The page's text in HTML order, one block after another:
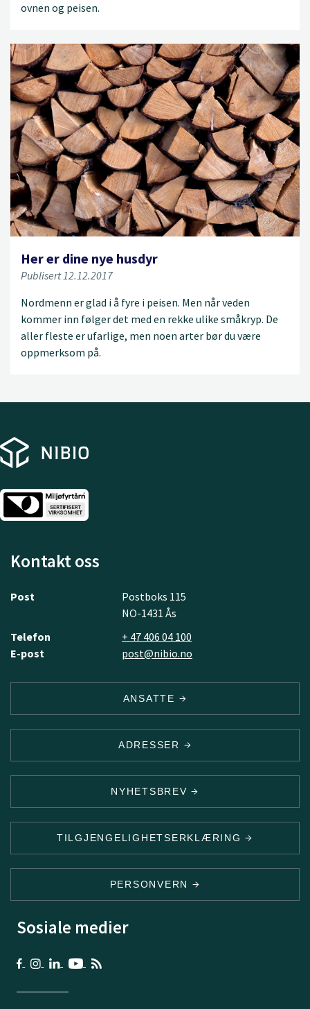
ovnen og peisen.
Her er dine nye husdyr
Publisert 12.12.2017
Nordmenn er glad i å fyre i peisen. Men når veden
kommer inn følger det med en rekke ulike småkryp. De
aller fleste er ufarlige, men noen arter bør du være
oppmerksom på.
Kontakt oss
Post
Postboks 115
NO-1431 Ås
Telefon
+ 47 406 04 100
E-post
post@nibio.no
ANSATTE
ADRESSER
NYHETSBREV
TILGJENGELIGHETSERKLÆRING
PERSONVERN
Sosiale medier